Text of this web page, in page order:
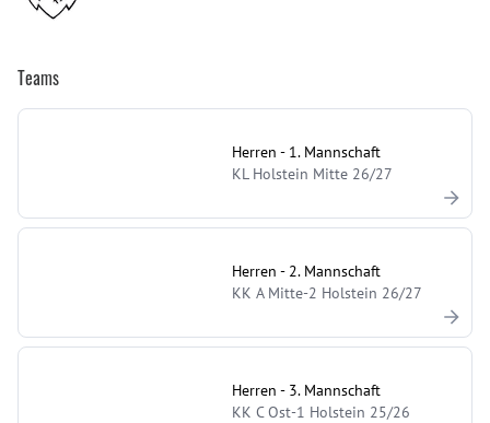
Teams
Herren - 1. Mannschaft
KL Holstein Mitte 26/27
Herren - 2. Mannschaft
KK A Mitte-2 Holstein 26/27
Herren - 3. Mannschaft
KK C Ost-1 Holstein 25/26